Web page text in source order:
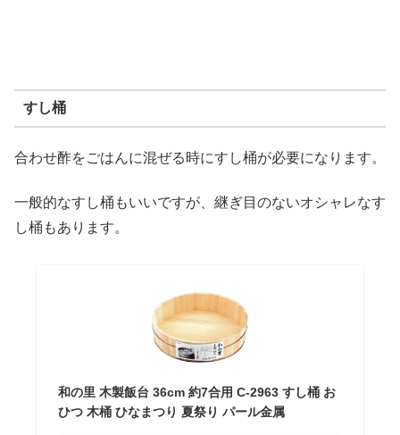
すし桶
合わせ酢をごはんに混ぜる時にすし桶が必要になります。
一般的なすし桶もいいですが、継ぎ目のないオシャレなす
し桶もあります。
和の里 木製飯台 36cm 約7合用 C-2963 すし桶 お
ひつ 木桶 ひなまつり 夏祭り パール金属